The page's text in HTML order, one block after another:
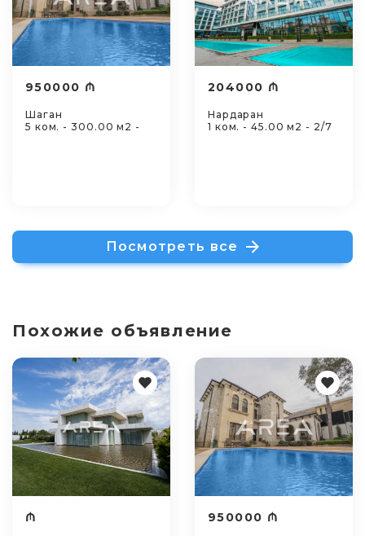
950000 ₼
Шаган
5 ком. - 300.00 м2 -
204000 ₼
Нардаран
1 ком. - 45.00 м2 - 2/7
Посмотреть все
Похожие объявление
₼ 950000 ₼